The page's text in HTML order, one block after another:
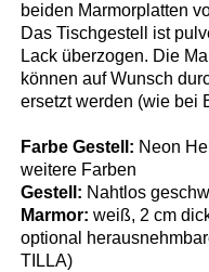
beiden Marmorplatten
Das Tischgestell ist
Lack überzogen. Die
können auf Wunsch
ersetzt werden (wie bei
Farbe Gestell: Neon
weitere Farben
Gestell: Nahtlos
Marmor: weiß, 2 cm
optional
TILLA)